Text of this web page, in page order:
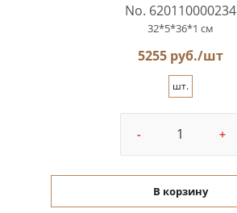
No. 620110000234
32*5*36*1 см
5255 руб./шт
шт.
- +
В корзину